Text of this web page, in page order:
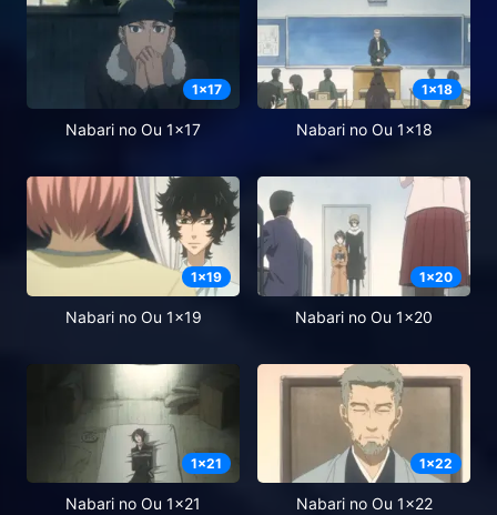
1x17
Nabari no Ou 1x17
1x18
Nabari no Ou 1x18
1x19
Nabari no Ou 1x19
1x20
Nabari no Ou 1x20
1x21
Nabari no Ou 1x21
1x22
Nabari no Ou 1x22